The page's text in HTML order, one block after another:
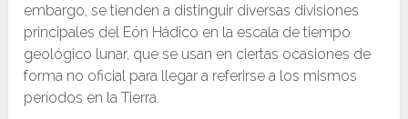
embargo, se tienden a distinguir diversas divisiones
principales del Eón Hádico en la escala de tiempo
geológico lunar, que se usan en ciertas ocasiones de
forma no oficial para llegar a referirse a los mismos
períodos en la Tierra.